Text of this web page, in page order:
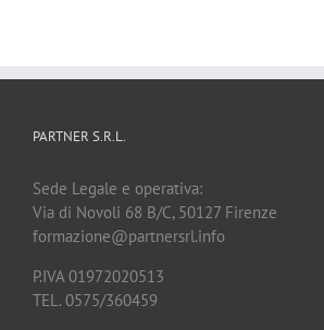
PARTNER S.R.L.
Sede Legale e operativa:
Via di Novoli 68 B/C, 50127 Firenze
formazione@partnersrl.info
P.IVA 01972020513
TEL. 0575/360459